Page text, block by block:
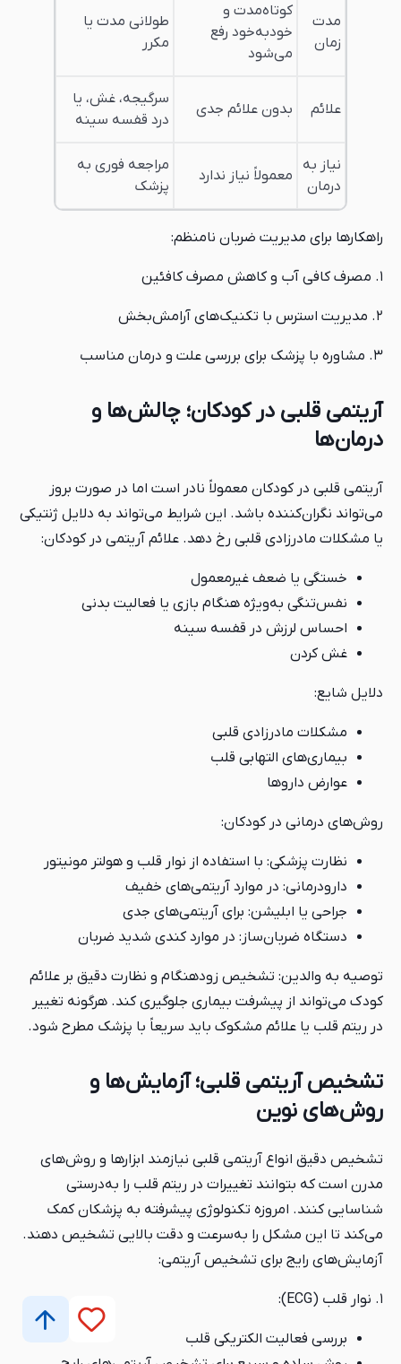
مدت
زمان
کوتاه‌مدت و
خودبه‌خود رفع
می‌شود
طولانی مدت یا
مکرر
علائم بدون علائم جدی
سرگیجه، غش، یا
درد قفسه سینه
نیاز به
درمان
معمولاً نیاز ندارد
مراجعه فوری به
پزشک
راهکارها برای مدیریت ضربان نامنظم:
۱. مصرف کافی آب و کاهش مصرف کافئین
۲. مدیریت استرس با تکنیک‌های آرامش‌بخش
۳. مشاوره با پزشک برای بررسی علت و درمان مناسب
آریتمی قلبی در کودکان؛ چالش‌ها و
درمان‌ها
آریتمی قلبی در کودکان معمولاً نادر است اما در صورت بروز
می‌تواند نگران‌کننده باشد. این شرایط می‌تواند به دلایل ژنتیکی
یا مشکلات مادرزادی قلبی رخ دهد. علائم آریتمی در کودکان:
خستگی یا ضعف غیرمعمول
نفس‌تنگی به‌ویژه هنگام بازی یا فعالیت بدنی
احساس لرزش در قفسه سینه
غش کردن
دلایل شایع:
مشکلات مادرزادی قلبی
بیماری‌های التهابی قلب
عوارض داروها
روش‌های درمانی در کودکان:
نظارت پزشکی: با استفاده از نوار قلب و هولتر مونیتور
دارودرمانی: در موارد آریتمی‌های خفیف
جراحی یا ابلیشن: برای آریتمی‌های جدی
دستگاه ضربان‌ساز: در موارد کندی شدید ضربان
توصیه به والدین: تشخیص زودهنگام و نظارت دقیق بر علائم
کودک می‌تواند از پیشرفت بیماری جلوگیری کند. هرگونه تغییر
در ریتم قلب یا علائم مشکوک باید سریعاً با پزشک مطرح شود.
تشخیص آریتمی قلبی؛ آزمایش‌ها و
روش‌های نوین
تشخیص دقیق انواع آریتمی قلبی نیازمند ابزارها و روش‌های
مدرن است که بتوانند تغییرات در ریتم قلب را به‌درستی
شناسایی کنند. امروزه تکنولوژی پیشرفته به پزشکان کمک
می‌کند تا این مشکل را به‌سرعت و دقت بالایی تشخیص دهند.
آزمایش‌های رایج برای تشخیص آریتمی:
۱. نوار قلب (ECG):
بررسی فعالیت الکتریکی قلب